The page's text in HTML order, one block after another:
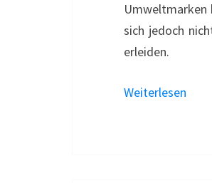
Umweltmarken
sich jedoch
erleiden.
Weiterlesen